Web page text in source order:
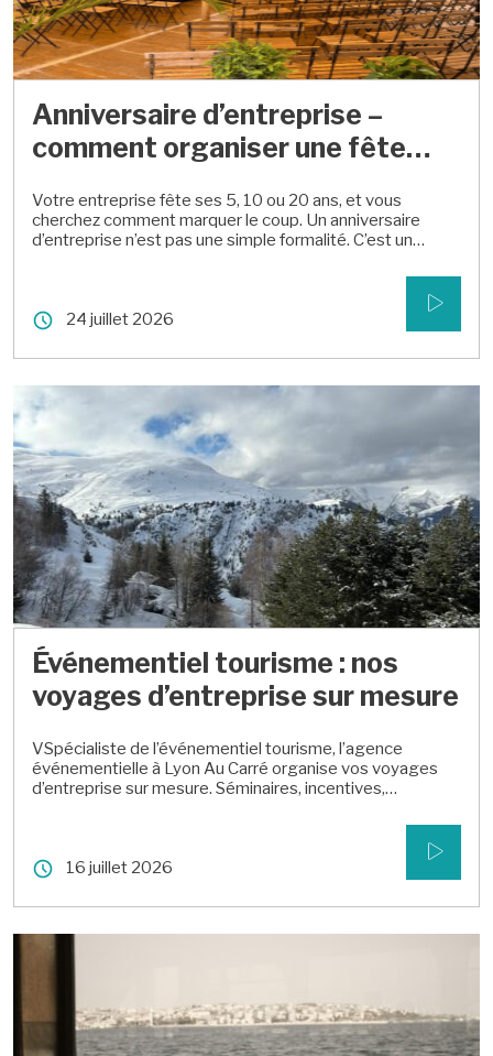
Anniversaire d’entreprise –
comment organiser une fête
Votre entreprise fête ses 5, 10 ou 20 ans, et vous
cherchez comment marquer le coup. Un anniversaire
d’entreprise n’est pas une simple formalité. C’est un
préparé, il devient un vrai levier de fierté et de cohésion.
Mal cadré, […]
24 juillet 2026
Événementiel tourisme : nos
voyages d’entreprise sur mesure
VSpécialiste de l’événementiel tourisme, l’agence
événementielle à Lyon Au Carré organise vos voyages
d’entreprise sur mesure. Séminaires, incentives,
16 juillet 2026